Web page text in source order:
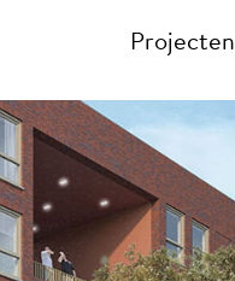
Projecten